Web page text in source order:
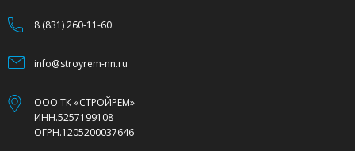
8 (831) 260-11-60
info@stroyrem-nn.ru
ООО ТК «СТРОЙРЕМ»
ИНН.5257199108
ОГРН.1205200037646